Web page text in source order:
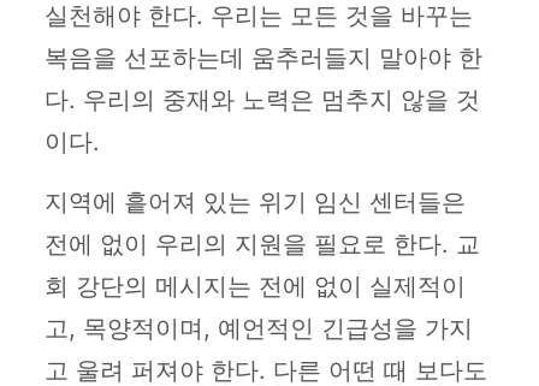
실천해야 한다. 우리는 모든 것을 바꾸는
복음을 선포하는데 움추러들지 말아야 한
다. 우리의 중재와 노력은 멈추지 않을 것
이다.
지역에 흩어져 있는 위기 임신 센터들은
전에 없이 우리의 지원을 필요로 한다. 교
회 강단의 메시지는 전에 없이 실제적이
고, 목양적이며, 예언적인 긴급성을 가지
고 울려 퍼져야 한다. 다른 어떤 때 보다도